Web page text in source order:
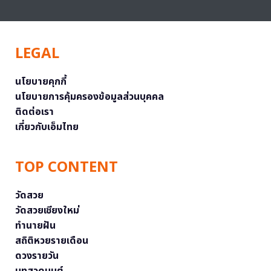
LEGAL
นโยบายคุกกี้
นโยบายการคุ้มครองข้อมูลส่วนบุคคล
ติดต่อเรา
เกี่ยวกับเอ็มไทย
TOP CONTENT
วัดสวย
วัดสวยเชียงใหม่
ทำนายฝัน
สถิติหวยรายเดือน
ดวงรายวัน